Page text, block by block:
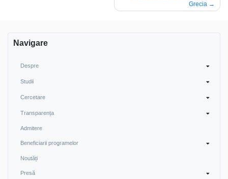
Grecia
Navigare
Despre
Studii
Cercetare
Transparența
Admitere
Beneficiarii programelor
Noutăți
Presă